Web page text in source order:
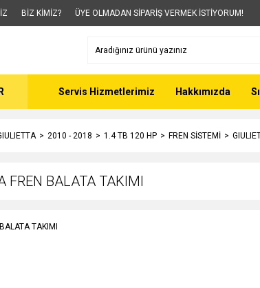
BİZ KİMİZ? ÜYE OLMADAN SİPARİŞ VERMEK İSTİYORUM!
Servis Hizmetlerimiz Hakkımızda
2010 - 2018 1.4 TB 120 HP FREN SİSTEMİ
FREN BALATA TAKIMI